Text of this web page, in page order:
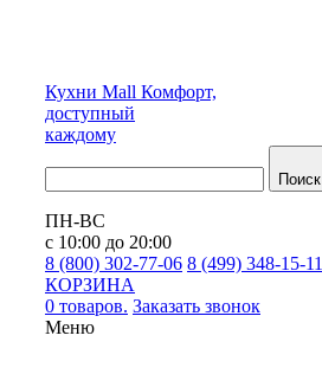
Кухни Mall Комфорт,
доступный
каждому
Поиск
ПН-ВС
с 10:00 до 20:00
8 (800) 302-77-06 8 (499) 348-15-11
КОРЗИНА
0 товаров. Заказать звонок
Меню